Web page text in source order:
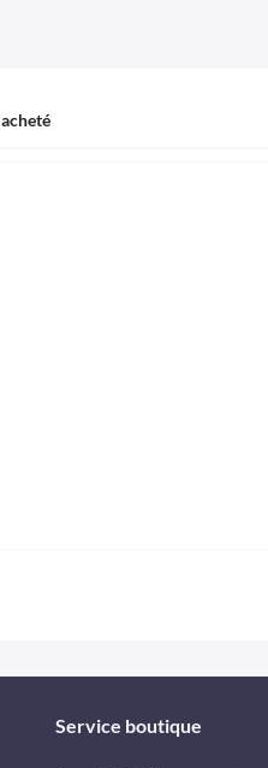
en ce moment
Service boutique